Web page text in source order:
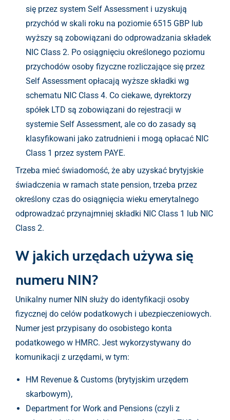
się przez system Self Assessment i uzyskują
przychód w skali roku na poziomie 6515 GBP lub
wyższy są zobowiązani do odprowadzania składek
NIC Class 2. Po osiągnięciu określonego poziomu
przychodów osoby fizyczne rozliczające się przez
Self Assessment opłacają wyższe składki wg
schematu NIC Class 4. Co ciekawe, dyrektorzy
spółek LTD są zobowiązani do rejestracji w
systemie Self Assessment, ale co do zasady są
klasyfikowani jako zatrudnieni i mogą opłacać NIC
Class 1 przez system PAYE.
Trzeba mieć świadomość, że aby uzyskać brytyjskie
świadczenia w ramach state pension, trzeba przez
określony czas do osiągnięcia wieku emerytalnego
odprowadzać przynajmniej składki NIC Class 1 lub NIC
Class 2.
W jakich urzędach używa się
numeru NIN?
Unikalny numer NIN służy do identyfikacji osoby
fizycznej do celów podatkowych i ubezpieczeniowych.
Numer jest przypisany do osobistego konta
podatkowego w HMRC. Jest wykorzystywany do
komunikacji z urzędami, w tym:
HM Revenue & Customs (brytyjskim urzędem
skarbowym),
Department for Work and Pensions (czyli z